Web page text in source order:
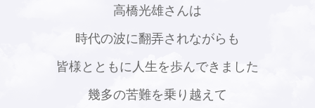
高橋光雄さんは
時代の波に翻弄されながらも
皆様とともに人生を歩んできました
幾多の苦難を乗り越えて